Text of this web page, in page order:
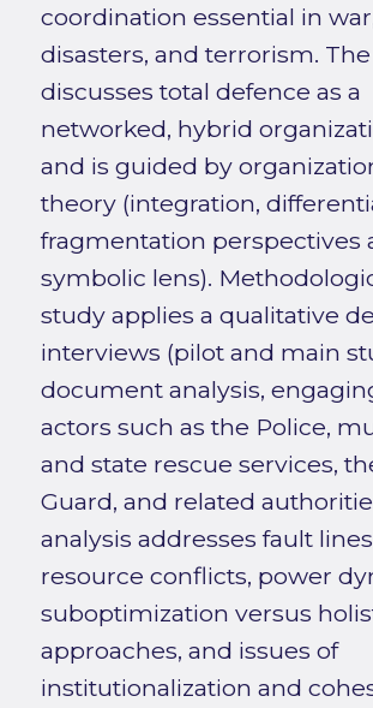
coordination essential in
disasters, and terrorism.
discusses total defence as a
networked, hybrid
and is guided by
theory (integration,
fragmentation perspectives
symbolic lens).
study applies a qualitative
interviews (pilot and main
document analysis,
actors such as the Police,
and state rescue services,
Guard, and related
analysis addresses fault
resource conflicts, power
suboptimization versus
approaches, and issues of
institutionalization and